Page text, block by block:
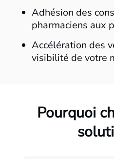
Adhésion des
pharmaciens aux
Accélération des
visibilité de votre
Pourquoi